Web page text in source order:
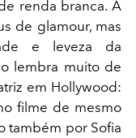
renda branca. A
de glamour, mas
e leveza da
lembra muito de
em Hollywood:
filme de mesmo
também por Sofia